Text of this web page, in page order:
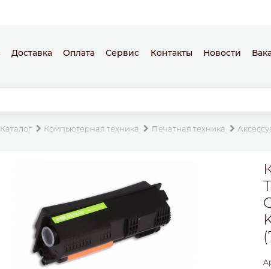
Доставка Оплата Сервис Контакты Новости
Каталог Компьютерная техника Печатная техника